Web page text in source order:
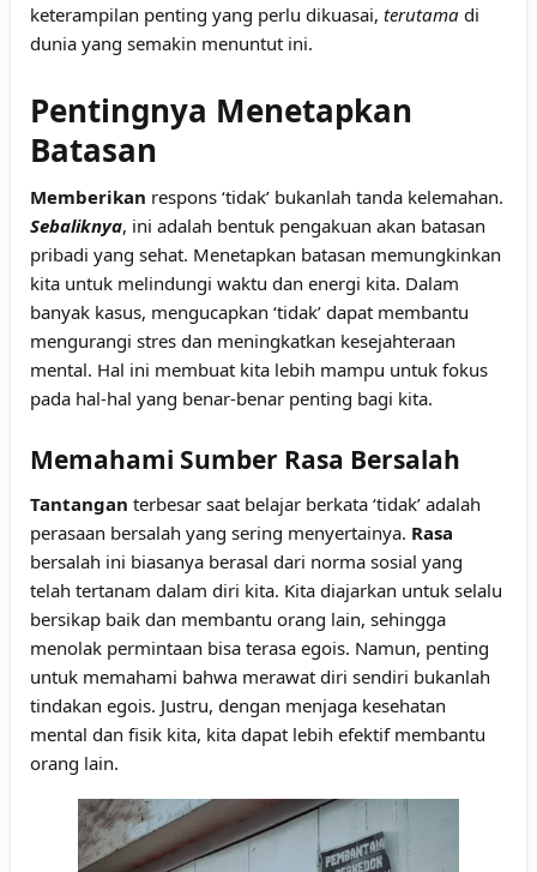
keterampilan penting yang perlu dikuasai, terutama di
dunia yang semakin menuntut ini.
Pentingnya Menetapkan
Batasan
Memberikan respons ‘tidak’ bukanlah tanda kelemahan.
Sebaliknya, ini adalah bentuk pengakuan akan batasan
pribadi yang sehat. Menetapkan batasan memungkinkan
kita untuk melindungi waktu dan energi kita. Dalam
banyak kasus, mengucapkan ‘tidak’ dapat membantu
mengurangi stres dan meningkatkan kesejahteraan
mental. Hal ini membuat kita lebih mampu untuk fokus
pada hal-hal yang benar-benar penting bagi kita.
Memahami Sumber Rasa Bersalah
Tantangan terbesar saat belajar berkata ‘tidak’ adalah
perasaan bersalah yang sering menyertainya. Rasa
bersalah ini biasanya berasal dari norma sosial yang
telah tertanam dalam diri kita. Kita diajarkan untuk selalu
bersikap baik dan membantu orang lain, sehingga
menolak permintaan bisa terasa egois. Namun, penting
untuk memahami bahwa merawat diri sendiri bukanlah
tindakan egois. Justru, dengan menjaga kesehatan
mental dan fisik kita, kita dapat lebih efektif membantu
orang lain.